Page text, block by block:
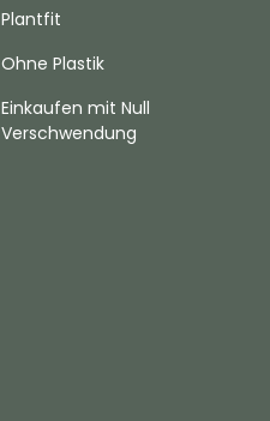
Plantfit
Ohne Plastik
Einkaufen mit Null
Verschwendung